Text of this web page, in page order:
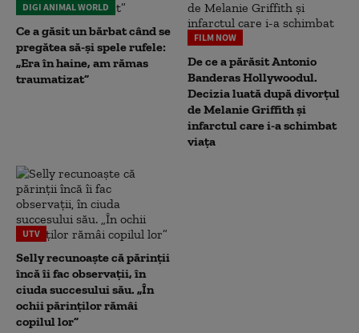
DIGI ANIMAL WORLD
Ce a găsit un bărbat când se
pregătea să-și spele rufele:
„Era în haine, am rămas
traumatizat”
FILM NOW
De ce a părăsit Antonio
Banderas Hollywoodul.
Decizia luată după divorțul
de Melanie Griffith și
infarctul care i-a schimbat
viața
UTV
Selly recunoaște că părinții
încă îi fac observații, în
ciuda succesului său. „În
ochii părinților rămâi
copilul lor”